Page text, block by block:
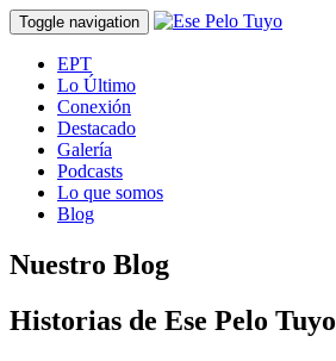
Toggle navigation
EPT
Lo Último
Conexión
Destacado
Galería
Podcasts
Lo que somos
Blog
Nuestro Blog
Historias de Ese Pelo Tuyo